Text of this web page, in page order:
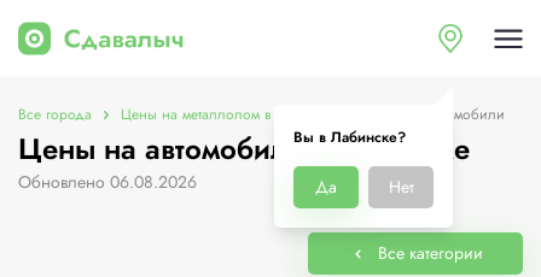
Вы в Лабинске?
Да Нет
Все города Цены на металлолом в Лабинске Цены на автомобили
Цены на автомобили в Лабинске
Обновлено 06.08.2026
Все категории